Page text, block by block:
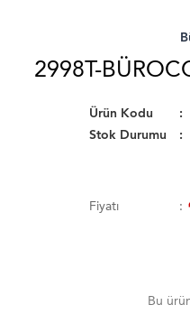
2998T-
Ürün Kodu
Stok Durumu
Fiyatı
Bu